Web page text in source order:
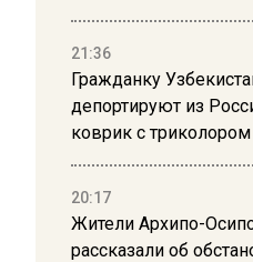
21:36
Гражданку
депортируют из
коврик с триколором
20:17
Жители Архипо-
рассказали об